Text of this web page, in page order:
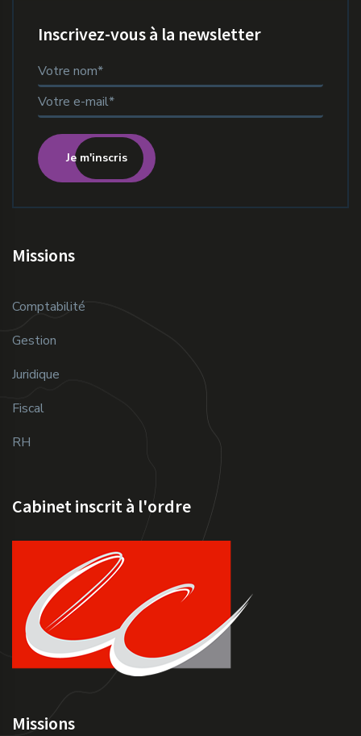
Inscrivez-vous à la newsletter
Je m'inscris
Missions
Comptabilité
Gestion
Juridique
Fiscal
RH
Missions
Cabinet inscrit à l'ordre